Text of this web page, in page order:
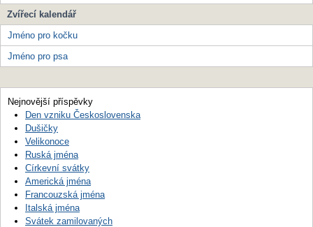
Zvířecí kalendář
Jméno pro kočku
Jméno pro psa
Nejnovější příspěvky
Den vzniku Československa
Dušičky
Velikonoce
Ruská jména
Církevní svátky
Americká jména
Francouzská jména
Italská jména
Svátek zamilovaných